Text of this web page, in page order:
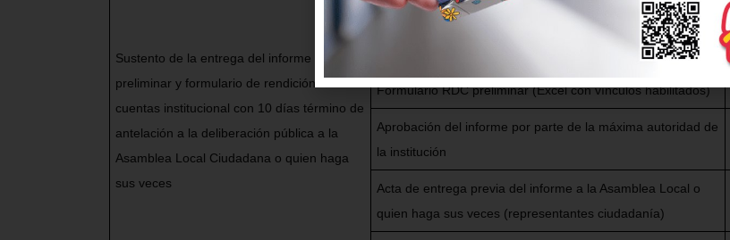
Sustento de la entrega del informe
preliminar y formulario de rendición de
cuentas institucional con 10 días término de
antelación a la deliberación pública a la
Asamblea Local Ciudadana o quien haga
sus veces
Informe de RDC aprobado por la máxima autoridad de la
Formulario RDC preliminar (Excel con vínculos habilitados)
Aprobación del informe por parte de la máxima autoridad de
la institución
Acta de entrega previa del informe a la Asamblea Local o
quien haga sus veces (representantes ciudadanía)